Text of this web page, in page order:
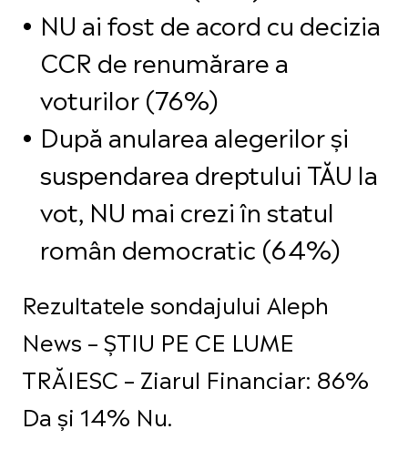
NU ai fost de acord cu decizia
CCR de renumărare a
voturilor (76%)
După anularea alegerilor și
suspendarea dreptului TĂU la
vot, NU mai crezi în statul
român democratic (64%)
Rezultatele sondajului Aleph
News – ȘTIU PE CE LUME
TRĂIESC – Ziarul Financiar: 86%
Da și 14% Nu.